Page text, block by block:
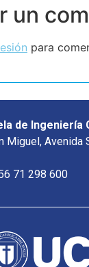
un
para
de
Miguel, Avenida
71 298 600